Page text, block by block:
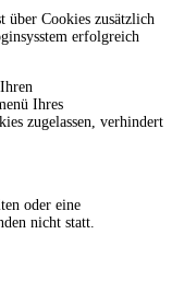
über Cookies zusätzlich
erfolgreich
Ihres
zugelassen, verhindert
oder eine
nicht statt.